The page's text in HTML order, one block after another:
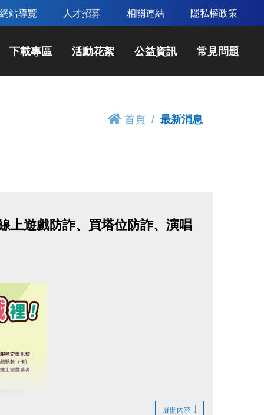
網站導覽 人才招募 相關連結 隱私權政策
下載專區 活動花絮 公益資訊 常見問題
首頁 最新消息
上遊戲防詐、買塔位防詐、演唱
展開內容